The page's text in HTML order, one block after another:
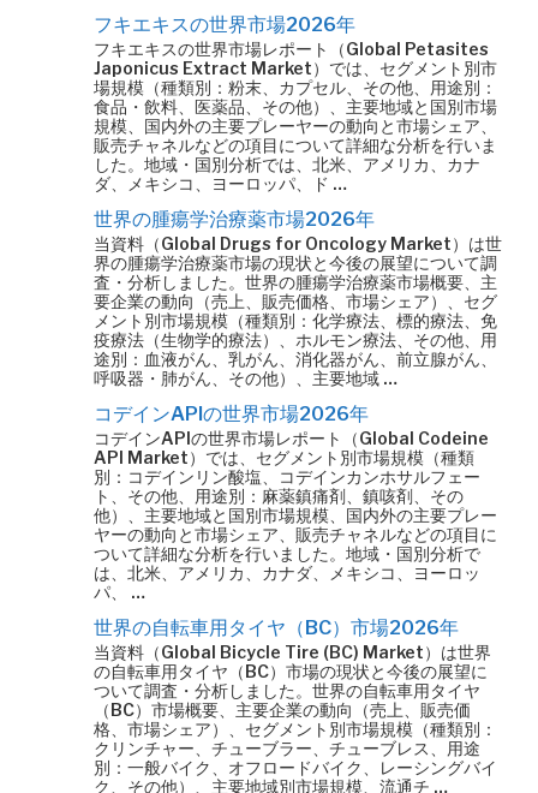
フキエキスの世界市場2026年
フキエキスの世界市場レポート（Global Petasites
Japonicus Extract Market）では、セグメント別市
場規模（種類別：粉末、カプセル、その他、用途別：
食品・飲料、医薬品、その他）、主要地域と国別市場
規模、国内外の主要プレーヤーの動向と市場シェア、
販売チャネルなどの項目について詳細な分析を行いま
した。地域・国別分析では、北米、アメリカ、カナ
ダ、メキシコ、ヨーロッパ、ド …
世界の腫瘍学治療薬市場2026年
当資料（Global Drugs for Oncology Market）は世
界の腫瘍学治療薬市場の現状と今後の展望について調
査・分析しました。世界の腫瘍学治療薬市場概要、主
要企業の動向（売上、販売価格、市場シェア）、セグ
メント別市場規模（種類別：化学療法、標的療法、免
疫療法（生物学的療法）、ホルモン療法、その他、用
途別：血液がん、乳がん、消化器がん、前立腺がん、
呼吸器・肺がん、その他）、主要地域 …
コデインAPIの世界市場2026年
コデインAPIの世界市場レポート（Global Codeine
API Market）では、セグメント別市場規模（種類
別：コデインリン酸塩、コデインカンホサルフェー
ト、その他、用途別：麻薬鎮痛剤、鎮咳剤、その
他）、主要地域と国別市場規模、国内外の主要プレー
ヤーの動向と市場シェア、販売チャネルなどの項目に
ついて詳細な分析を行いました。地域・国別分析で
は、北米、アメリカ、カナダ、メキシコ、ヨーロッ
パ、 …
世界の自転車用タイヤ（BC）市場2026年
当資料（Global Bicycle Tire (BC) Market）は世界
の自転車用タイヤ（BC）市場の現状と今後の展望に
ついて調査・分析しました。世界の自転車用タイヤ
（BC）市場概要、主要企業の動向（売上、販売価
格、市場シェア）、セグメント別市場規模（種類別：
クリンチャー、チューブラー、チューブレス、用途
別：一般バイク、オフロードバイク、レーシングバイ
ク、その他）、主要地域別市場規模、流通チ …